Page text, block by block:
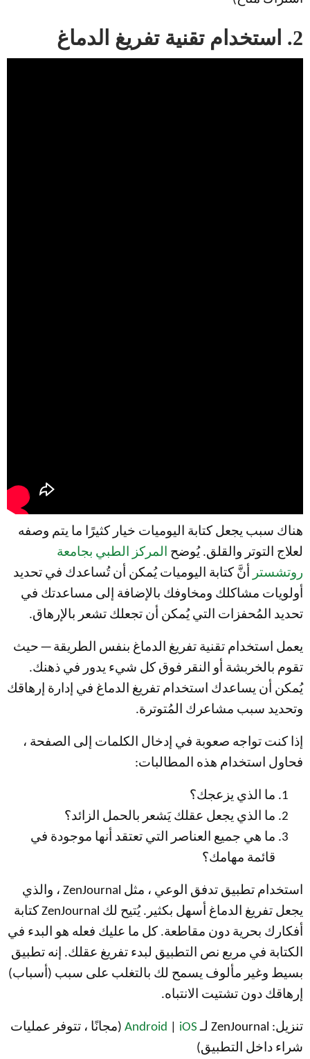
2. استخدام تقنية تفريغ الدماغ
هناك سبب يجعل كتابة اليوميات خيار كثيرًا ما يتم وصفه
لعلاج التوتر والقلق. يُوضح المركز الطبي بجامعة
روتشستر أنَّ كتابة اليوميات يُمكن أن تُساعدك في تحديد
أولويات مشاكلك ومخاوفك بالإضافة إلى مساعدتك في
تحديد المُحفزات التي يُمكن أن تجعلك تشعر بالإرهاق.
يعمل استخدام تقنية تفريغ الدماغ بنفس الطريقة — حيث
تقوم بالخربشة أو النقر فوق كل شيء يدور في ذهنك.
يُمكن أن يساعدك استخدام تفريغ الدماغ في إدارة إرهاقك
وتحديد سبب مشاعرك المُتوترة.
إذا كنت تواجه صعوبة في إدخال الكلمات إلى الصفحة ،
فحاول استخدام هذه المطالبات:
ما الذي يزعجك؟
ما الذي يجعل عقلك يَشعر بالحمل الزائد؟
ما هي جميع العناصر التي تعتقد أنها موجودة في
قائمة مهامك؟
استخدام تطبيق تدفق الوعي ، مثل ZenJournal ، والذي
يجعل تفريغ الدماغ أسهل بكثير. يُتيح لك ZenJournal كتابة
أفكارك بحرية دون مقاطعة. كل ما عليك فعله هو البدء في
الكتابة في مربع نص التطبيق لبدء تفريغ عقلك. إنه تطبيق
بسيط وغير مألوف يسمح لك بالتغلب على سبب (أسباب)
إرهاقك دون تشتيت الانتباه.
تنزيل: ZenJournal لـ Android iOS
(مجانًا ، تتوفر عمليات
شراء داخل التطبيق)